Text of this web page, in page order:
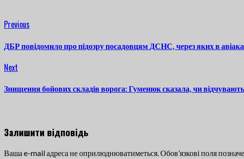
Continue
Reading
Previous
ДБР повідомило про підозру посадовцям ДСНС, через яких в
Next
Знищення бойових складів ворога: Гуменюк сказала, чи
Залишити відповідь
Ваша e-mail адреса не оприлюднюватиметься. Обов’язкові поля